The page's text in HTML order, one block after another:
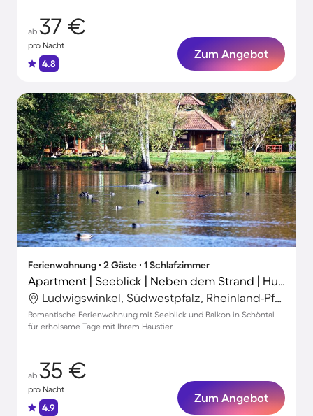
ab 37 €
pro Nacht
4.8
Zum Angebot
Ferienwohnung ∙ 2 Gäste ∙ 1 Schlafzimmer
Apartment | Seeblick | Neben dem Strand | Hunde erlaubt
Ludwigswinkel, Südwestpfalz, Rheinland-Pfalz
Romantische Ferienwohnung mit Seeblick und Balkon in Schöntal
für erholsame Tage mit Ihrem Haustier
ab 35 €
pro Nacht
4.9
Zum Angebot